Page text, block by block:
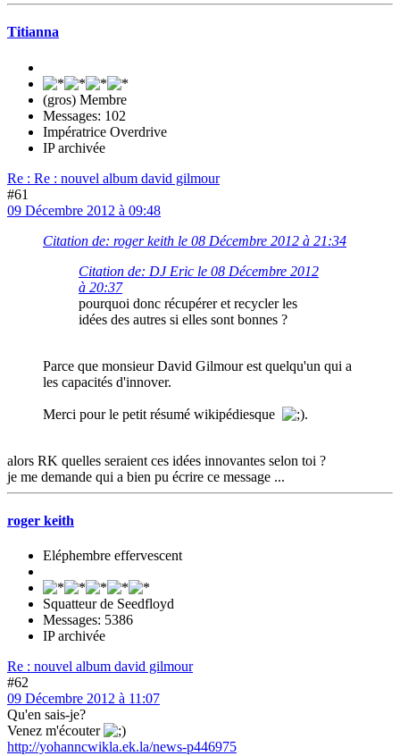
Titianna
(gros) Membre
Messages: 102
Impératrice Overdrive
IP archivée
Re : Re : nouvel album david gilmour
#61
09 Décembre 2012 à 09:48
Citation de: roger keith le 08 Décembre 2012 à 21:34
Citation de: DJ Eric le 08 Décembre 2012
à 20:37
pourquoi donc récupérer et recycler les
idées des autres si elles sont bonnes ?
Parce que monsieur David Gilmour est quelqu'un qui a
les capacités d'innover.
Merci pour le petit résumé wikipédiesque .
alors RK quelles seraient ces idées innovantes selon toi ?
je me demande qui a bien pu écrire ce message ...
roger keith
Eléphembre effervescent
Squatteur de Seedfloyd
Messages: 5386
IP archivée
Re : nouvel album david gilmour
#62
09 Décembre 2012 à 11:07
Qu'en sais-je?
Venez m'écouter
http://yohanncwikla.ek.la/news-p446975